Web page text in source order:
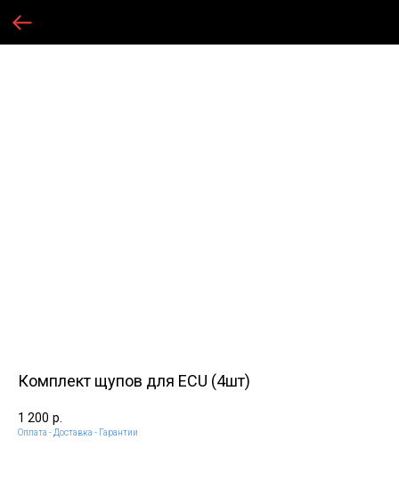
Комплект щупов для ECU (4шт)
1 200 р.
Оплата - Доставка - Гарантии